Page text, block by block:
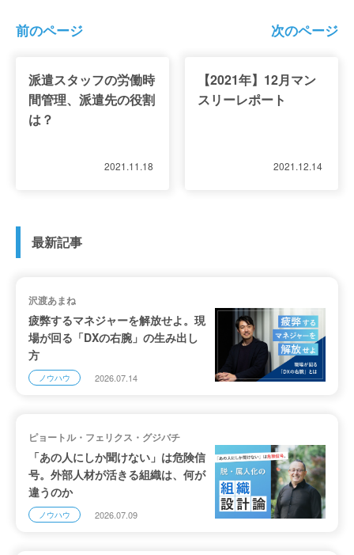
前のページ
派遣スタッフの労働時
間管理、派遣先の役割
は？
2021.11.18
次のページ
【2021年】12月マン
スリーレポート
2021.12.14
最新記事
沢渡あまね
疲弊するマネジャーを解放せよ。現
場が回る「DXの右腕」の生み出し
方
ノウハウ 2026.07.14
ピョートル・フェリクス・グジバチ
「あの人にしか聞けない」は危険信
号。外部人材が活きる組織は、何が
違うのか
ノウハウ 2026.07.09